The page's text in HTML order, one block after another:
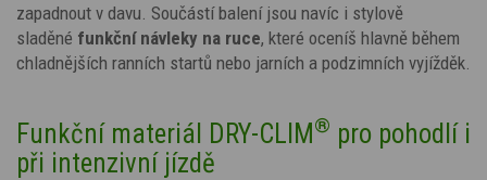
zapadnout v davu. Součástí balení jsou navíc i stylově
sladěné funkční návleky na ruce, které oceníš hlavně během
chladnějších ranních startů nebo jarních a podzimních vyjížděk.
Funkční materiál DRY-CLIM® pro pohodlí i
při intenzivní jízdě